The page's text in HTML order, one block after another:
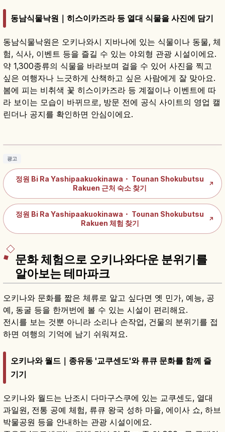
동남식물낙원｜히스이카즈라 등 열대 식물을 사진에 담기
동남식물낙원은 오키나와시 지바나에 있는 식물이나 동물, 체
험, 식사, 이벤트 등을 즐길 수 있는 야외형 관광 시설이에요.
약 1,300종류의 식물을 바라보며 걸을 수 있어 사진을 찍고
싶은 여행자나 느긋하게 산책하고 싶은 사람에게 잘 맞아요.
봄에 피는 비취색 꽃 히스이카즈라 등 계절이나 이벤트에 따
라 보이는 모습이 바뀌므로, 방문 전에 공식 사이트의 영업 캘
린더나 공지를 확인하면 안심이에요.
광고
정원 Bi Ra Yashipaakuokinawa・ Tounan Shokubutsu
Rakuen 근처 숙소 찾기
↗
정원 Bi Ra Yashipaakuokinawa・ Tounan Shokubutsu
Rakuen 체험 찾기
↗
문화 체험으로 오키나와다운 분위기를
알아보는 테마파크
오키나와 문화를 짧은 체류로 알고 싶다면 옛 민가, 예능, 공
예, 동굴 등을 한꺼번에 볼 수 있는 시설이 편리해요.
전시를 보는 것뿐 아니라 소리나 손작업, 건물의 분위기를 접
하면 여행의 기억에 남기 쉬워져요.
오키나와 월드｜종유동 '교쿠센도'와 류큐 문화를 함께 즐
기기
오키나와 월드는 난조시 다마구스쿠에 있는 교쿠센도, 열대
과일원, 전통 공예 체험, 류큐 왕국 성하 마을, 에이사 쇼, 하브
박물공원 등을 안내하는 관광 시설이에요.